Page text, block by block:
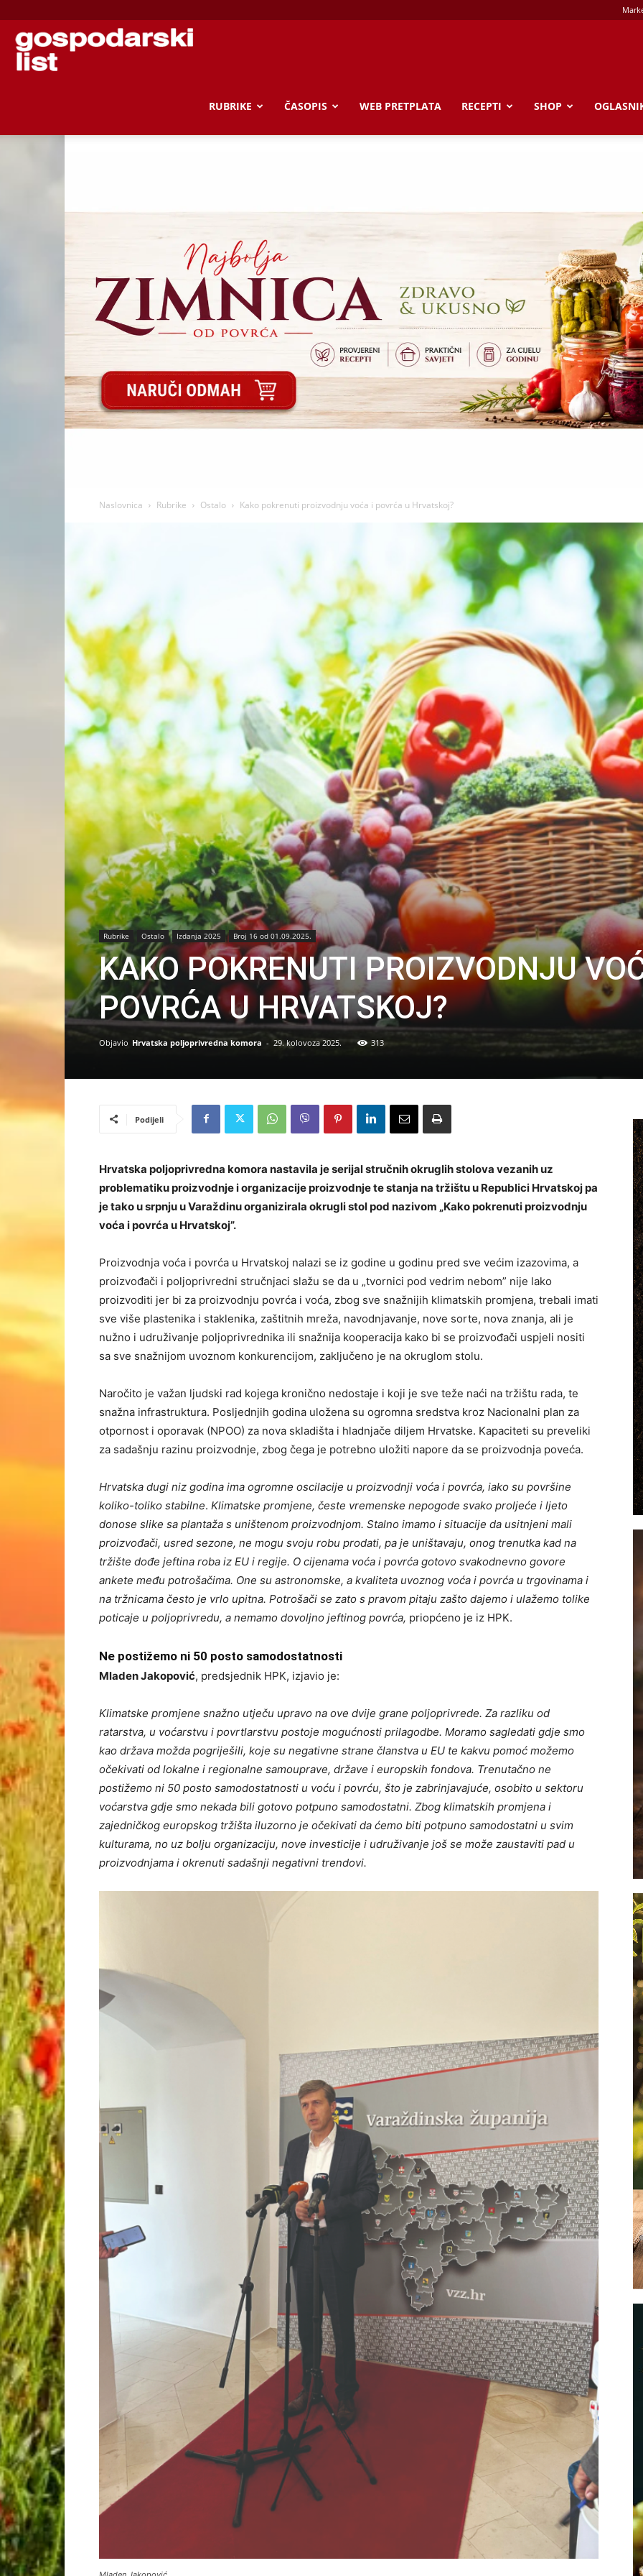
Gospodarski
RUBRIKE ČASOPIS WEB PRETPLATA RECEPTI SHOP
Naslovnica Rubrike Ostalo Kako pokrenuti proizvodnju voća i povrća u Hrvatskoj?
Rubrike Ostalo Izdanja 2025 Broj 16 od 01.09.2025.
KAKO POKRENUTI PROIZVODNJU
POVRĆA U HRVATSKOJ?
Objavio Hrvatska poljoprivredna komora - 29. kolovoza 2025. 313
Podijeli
Hrvatska poljoprivredna komora nastavila je serijal stručnih okruglih stolova vezanih uz
problematiku proizvodnje i organizacije proizvodnje te stanja na tržištu u Republici Hrvatskoj pa
je tako u srpnju u Varaždinu organizirala okrugli stol pod nazivom „Kako pokrenuti proizvodnju
voća i povrća u Hrvatskoj”.
Proizvodnja voća i povrća u Hrvatskoj nalazi se iz godine u godinu pred sve većim izazovima, a
proizvođači i poljoprivredni stručnjaci slažu se da u „tvornici pod vedrim nebom” nije lako
proizvoditi jer bi za proizvodnju povrća i voća, zbog sve snažnijih klimatskih promjena, trebali imati
sve više plastenika i staklenika, zaštitnih mreža, navodnjavanje, nove sorte, nova znanja, ali je
nužno i udruživanje poljoprivrednika ili snažnija kooperacija kako bi se proizvođači uspjeli nositi
sa sve snažnijom uvoznom konkurencijom, zaključeno je na okruglom stolu.
Naročito je važan ljudski rad kojega kronično nedostaje i koji je sve teže naći na tržištu rada, te
snažna infrastruktura. Posljednjih godina uložena su ogromna sredstva kroz Nacionalni plan za
otpornost i oporavak (NPOO) za nova skladišta i hladnjače diljem Hrvatske. Kapaciteti su preveliki
za sadašnju razinu proizvodnje, zbog čega je potrebno uložiti napore da se proizvodnja poveća.
Hrvatska dugi niz godina ima ogromne oscilacije u proizvodnji voća i povrća, iako su površine
koliko-toliko stabilne. Klimatske promjene, česte vremenske nepogode svako proljeće i ljeto
donose slike sa plantaža s uništenom proizvodnjom. Stalno imamo i situacije da usitnjeni mali
proizvođači, usred sezone, ne mogu svoju robu prodati, pa je uništavaju, onog trenutka kad na
tržište dođe jeftina roba iz EU i regije. O cijenama voća i povrća gotovo svakodnevno govore
ankete među potrošačima. One su astronomske, a kvaliteta uvoznog voća i povrća u trgovinama i
na tržnicama često je vrlo upitna. Potrošači se zato s pravom pitaju zašto dajemo i ulažemo tolike
poticaje u poljoprivredu, a nemamo dovoljno jeftinog povrća, priopćeno je iz HPK.
Ne postižemo ni 50 posto samodostatnosti
Mladen Jakopović, predsjednik HPK, izjavio je:
Klimatske promjene snažno utječu upravo na ove dvije grane poljoprivrede. Za razliku od
ratarstva, u voćarstvu i povrtlarstvu postoje mogućnosti prilagodbe. Moramo sagledati gdje smo
kao država možda pogriješili, koje su negativne strane članstva u EU te kakvu pomoć možemo
očekivati od lokalne i regionalne samouprave, države i europskih fondova. Trenutačno ne
postižemo ni 50 posto samodostatnosti u voću i povrću, što je zabrinjavajuće, osobito u sektoru
voćarstva gdje smo nekada bili gotovo potpuno samodostatni. Zbog klimatskih promjena i
zajedničkog europskog tržišta iluzorno je očekivati da ćemo biti potpuno samodostatni u svim
kulturama, no uz bolju organizaciju, nove investicije i udruživanje još se može zaustaviti pad u
proizvodnjama i okrenuti sadašnji negativni trendovi.